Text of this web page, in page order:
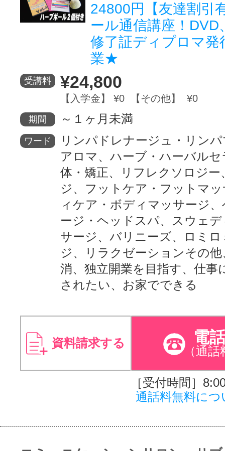
24800円【友達割引
ール通信講座！
修了証ディプロマ
業★
受講料 ¥24,800
【入学金】 ¥0 【その他】 ¥0
期間 ～１ヶ月未満
ワード
リンパドレナージュ・リン
アロマ、ハーブ・ハーバルセ
体・矯正、リフレクソロジー
ジ、フットケア・フットマ
ィケア・ボディマッサージ
ージ・ヘッドスパ、スウェ
サージ、バリニーズ、ロミ
ジ、リラクゼーションその
消、独立開業を目指す、仕事
されたい、お家でできる
資料請求する 電
（通話
［受付時間］
通話料無料につ